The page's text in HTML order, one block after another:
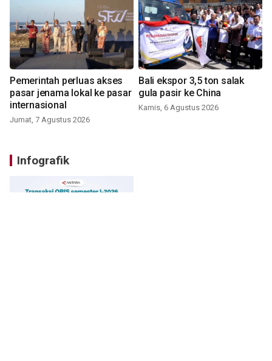
Pemerintah perluas akses
pasar jenama lokal ke pasar
internasional
Jumat, 7 Agustus 2026
Bali ekspor 3,5 ton salak
gula pasir ke China
Kamis, 6 Agustus 2026
Infografik